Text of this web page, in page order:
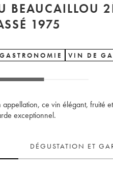
BEAUCAILLOU
GRAND CRU CLASSÉ 1975
VIN DE
ce vin élégant, fruité et
exceptionnel.
DÉGUSTATION ET